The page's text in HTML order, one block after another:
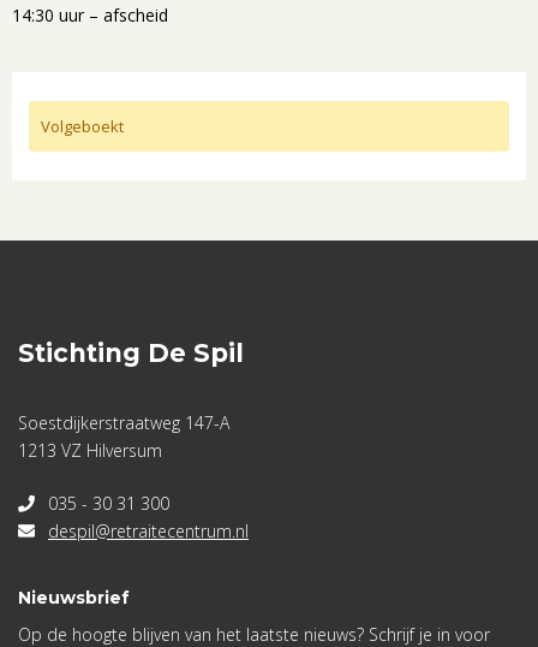
14:30 uur – afscheid
Volgeboekt
Stichting De Spil
Soestdijkerstraatweg 147-A
1213 VZ Hilversum
035 - 30 31 300
despil@retraitecentrum.nl
Nieuwsbrief
Op de hoogte blijven van het laatste nieuws? Schrijf je in voor